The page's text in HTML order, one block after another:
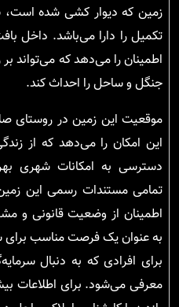
زمین که دیوار کشی شده
تکمیل را دارا می‌باشد. داخل
اطمینان را می‌دهد که می‌تواند
جنگل و ساحل را احداث کند.
موقعیت این زمین در روستای
این امکان را می‌دهد که از
دسترسی به امکانات شهری
تمامی مستندات رسمی این
اطمینان از وضعیت قانونی و
به عنوان یک فرصت مناسب
برای افرادی که به دنبال
معرفی می‌شود. برای اطلاعات